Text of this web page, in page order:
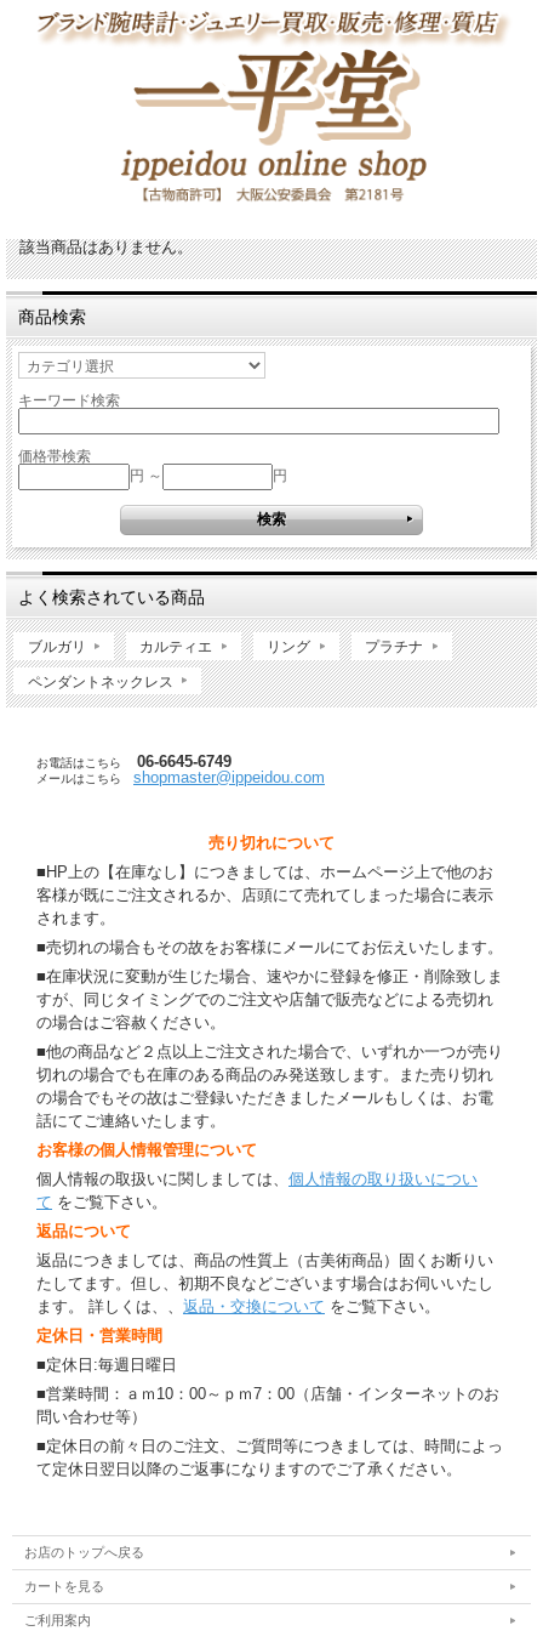
該当商品はありません。
商品検索
キーワード検索
価格帯検索
円 ～
円
よく検索されている商品
ブルガリ カルティエ リング プラチナ
ペンダントネックレス
お電話はこちら 06-6645-6749
メールはこちら shopmaster@ippeidou.com
売り切れについて
■HP上の【在庫なし】につきましては、ホームページ上で他のお
客様が既にご注文されるか、店頭にて売れてしまった場合に表示
されます。
■売切れの場合もその故をお客様にメールにてお伝えいたします。
■在庫状況に変動が生じた場合、速やかに登録を修正・削除致しま
すが、同じタイミングでのご注文や店舗で販売などによる売切れ
の場合はご容赦ください。
■他の商品など２点以上ご注文された場合で、いずれか一つが売り
切れの場合でも在庫のある商品のみ発送致します。また売り切れ
の場合でもその故はご登録いただきましたメールもしくは、お電
話にてご連絡いたします。
お客様の個人情報管理について
個人情報の取扱いに関しましては、 個人情報の取り扱いについ
て をご覧下さい。
返品について
返品につきましては、商品の性質上（古美術商品）固くお断りい
たしてます。但し、初期不良などございます場合はお伺いいたし
ます。 詳しくは、、 返品・交換について をご覧下さい。
定休日・営業時間
■定休日:毎週日曜日
■営業時間：ａｍ10：00～ｐｍ7：00（店舗・インターネットのお
問い合わせ等）
■定休日の前々日のご注文、ご質問等につきましては、時間によっ
て定休日翌日以降のご返事になりますのでご了承ください。
お店のトップへ戻る
カートを見る
ご利用案内